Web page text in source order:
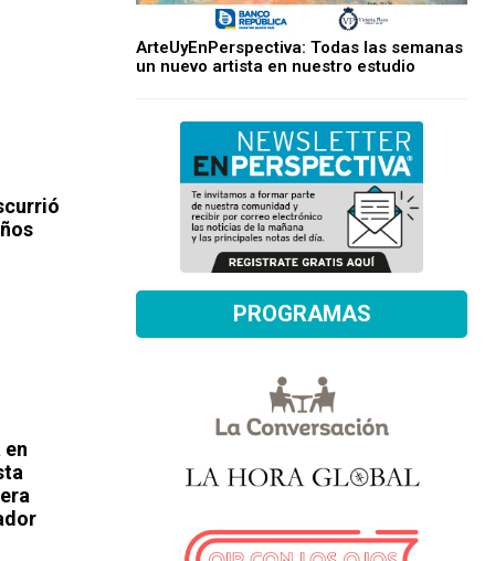
ArteUyEnPerspectiva: Todas las semanas
un nuevo artista en nuestro estudio
PROGRAMAS